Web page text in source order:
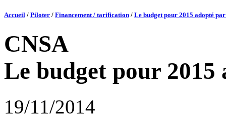
Accueil / Piloter / Financement / tarification / Le budget pour 2015 adopté
CNSA
Le budget pour 2015
19/11/2014